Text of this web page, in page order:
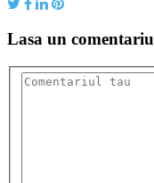
Lasa un comentariu